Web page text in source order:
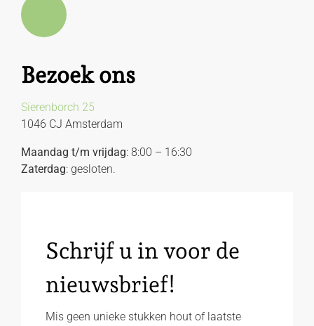
Bezoek ons
Sierenborch 25
1046 CJ Amsterdam
Maandag t/m vrijdag: 8:00 – 16:30
Zaterdag: gesloten.
Schrijf u in voor de
nieuwsbrief!
Mis geen unieke stukken hout of laatste